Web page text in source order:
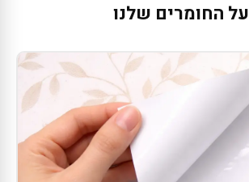
על החומרים שלנו